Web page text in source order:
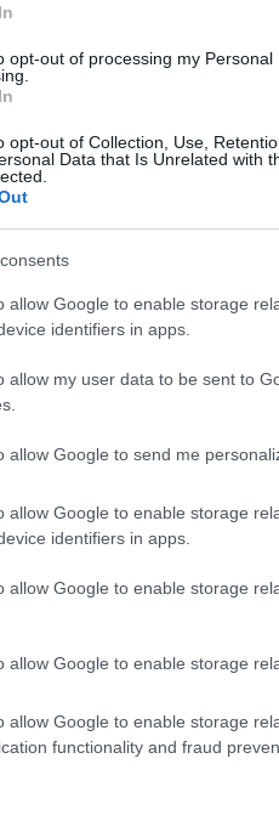
opt-out of processing my Personal
opt-out of Collection, Use,
Data that Is Unrelated with
allow Google to enable storage
identifiers in apps.
allow my user data to be sent to
allow Google to send me
allow Google to enable storage
identifiers in apps.
allow Google to enable storage
allow Google to enable storage
allow Google to enable storage
functionality and fraud
nella sezioneLogindal
di GalluraOggi.it
i tuoi video e le
+39 345 356 7512
news daGoogle News